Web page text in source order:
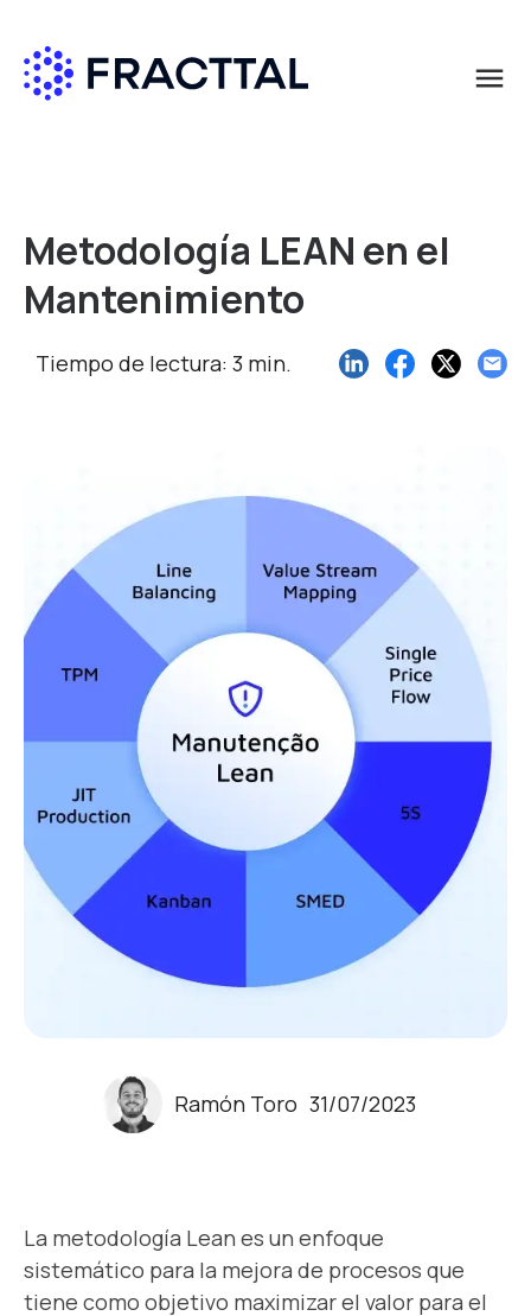
menu
Metodología LEAN en el
Mantenimiento
Tiempo de lectura: 3 min.
Ramón Toro 31/07/2023
La metodología Lean es un enfoque
sistemático para la mejora de procesos que
tiene como objetivo maximizar el valor para el